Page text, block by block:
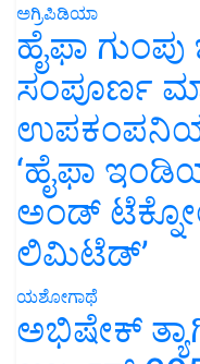
ಅಗ್ರಿಪಿಡಿಯಾ
ಹೈಫಾ
ಸಂಪೂರ್ಣ
‘ಹೈಫಾ
ಅಂಡ್
ಲಿಮಿಟೆಡ್’
ಯಶೋಗಾಥೆ
ಅಭಿಷೇಕ್